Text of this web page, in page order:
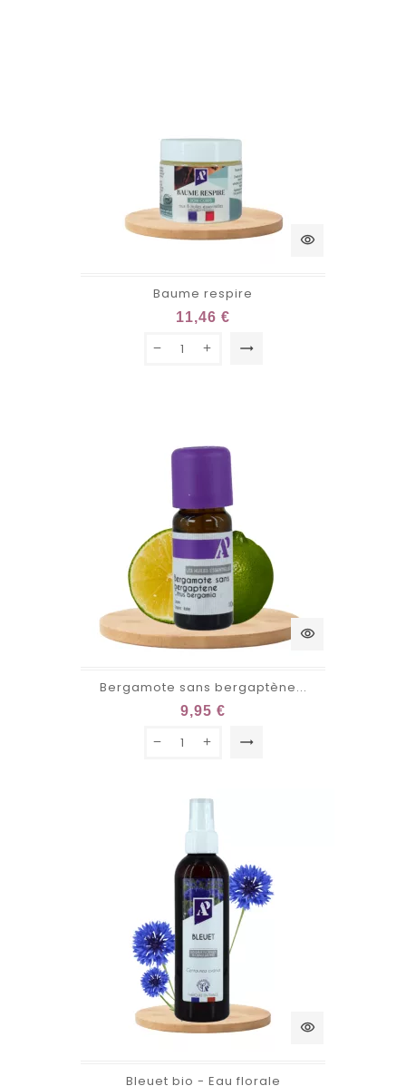
visibility
Baume respire
11,46 €
trending_flat
visibility
Bergamote sans bergaptène...
9,95 €
trending_flat
visibility
Bleuet bio - Eau florale